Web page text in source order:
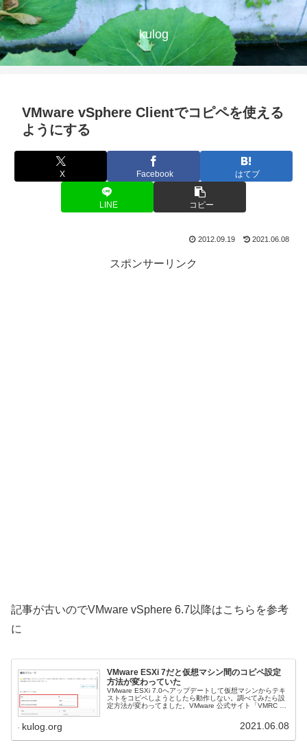
kulog
VMware vSphere Clientでコピペを使える
ようにする
X Facebook はてブ
LINE コピー
2012.09.19 2021.06.08
スポンサーリンク
記事が古いのでVMware vSphere 6.7以降はこちらを参考
に
VMware ESXi 7だと仮想マシン間のコピペ設定
方法が変わっていた
VMware ESXi 7.0へアップデートして仮想マシンからテキ
ストをコピペしようとしたら動作しない。調べてみたら設
定方法が変わってました。VMware 公式サイト「VMRC ク
kulog.org 2021.06.08